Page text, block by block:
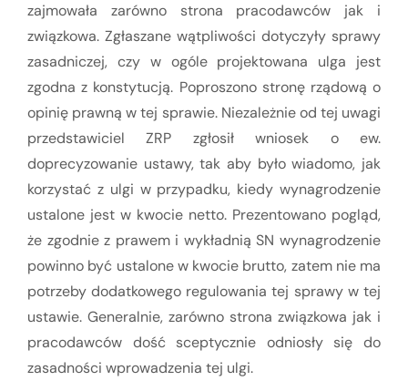
zajmowała zarówno strona pracodawców jak i
związkowa. Zgłaszane wątpliwości dotyczyły sprawy
zasadniczej, czy w ogóle projektowana ulga jest
zgodna z konstytucją. Poproszono stronę rządową o
opinię prawną w tej sprawie. Niezależnie od tej uwagi
przedstawiciel ZRP zgłosił wniosek o ew.
doprecyzowanie ustawy, tak aby było wiadomo, jak
korzystać z ulgi w przypadku, kiedy wynagrodzenie
ustalone jest w kwocie netto. Prezentowano pogląd,
że zgodnie z prawem i wykładnią SN wynagrodzenie
powinno być ustalone w kwocie brutto, zatem nie ma
potrzeby dodatkowego regulowania tej sprawy w tej
ustawie. Generalnie, zarówno strona związkowa jak i
pracodawców dość sceptycznie odniosły się do
zasadności wprowadzenia tej ulgi.